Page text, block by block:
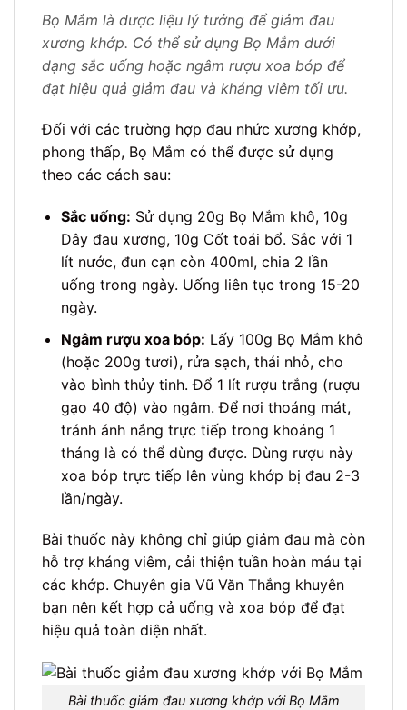
Bọ Mắm là dược liệu lý tưởng để giảm đau
xương khớp. Có thể sử dụng Bọ Mắm dưới
dạng sắc uống hoặc ngâm rượu xoa bóp để
đạt hiệu quả giảm đau và kháng viêm tối ưu.
Đối với các trường hợp đau nhức xương khớp,
phong thấp, Bọ Mắm có thể được sử dụng
theo các cách sau:
Sắc uống: Sử dụng 20g Bọ Mắm khô, 10g
Dây đau xương, 10g Cốt toái bổ. Sắc với 1
lít nước, đun cạn còn 400ml, chia 2 lần
uống trong ngày. Uống liên tục trong 15-20
ngày.
Ngâm rượu xoa bóp: Lấy 100g Bọ Mắm khô
(hoặc 200g tươi), rửa sạch, thái nhỏ, cho
vào bình thủy tinh. Đổ 1 lít rượu trắng (rượu
gạo 40 độ) vào ngâm. Để nơi thoáng mát,
tránh ánh nắng trực tiếp trong khoảng 1
tháng là có thể dùng được. Dùng rượu này
xoa bóp trực tiếp lên vùng khớp bị đau 2-3
lần/ngày.
Bài thuốc này không chỉ giúp giảm đau mà còn
hỗ trợ kháng viêm, cải thiện tuần hoàn máu tại
các khớp. Chuyên gia Vũ Văn Thắng khuyên
bạn nên kết hợp cả uống và xoa bóp để đạt
hiệu quả toàn diện nhất.
Bài thuốc giảm đau xương khớp với Bọ Mắm